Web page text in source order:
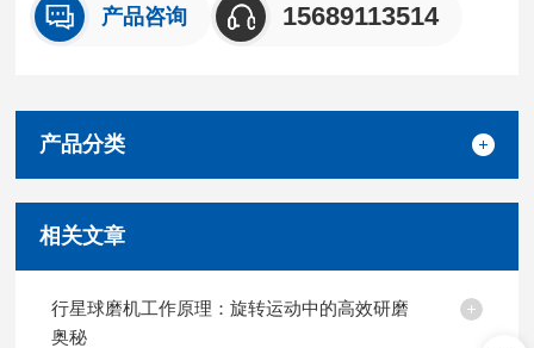
产品咨询 15689113514
产品分类
相关文章
行星球磨机工作原理：旋转运动中的高效研磨
奥秘